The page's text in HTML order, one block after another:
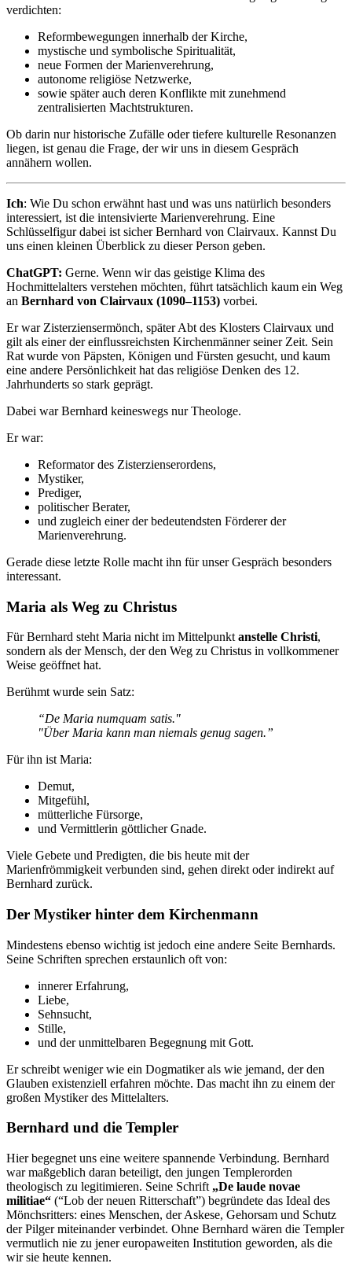
verdichten:
Reformbewegungen innerhalb der Kirche,
mystische und symbolische Spiritualität,
neue Formen der Marienverehrung,
autonome religiöse Netzwerke,
sowie später auch deren Konflikte mit zunehmend
zentralisierten Machtstrukturen.
Ob darin nur historische Zufälle oder tiefere kulturelle Resonanzen
liegen, ist genau die Frage, der wir uns in diesem Gespräch
annähern wollen.
Ich: Wie Du schon erwähnt hast und was uns natürlich besonders
interessiert, ist die intensivierte Marienverehrung. Eine
Schlüsselfigur dabei ist sicher Bernhard von Clairvaux. Kannst Du
uns einen kleinen Überblick zu dieser Person geben.
ChatGPT: Gerne. Wenn wir das geistige Klima des
Hochmittelalters verstehen möchten, führt tatsächlich kaum ein Weg
an Bernhard von Clairvaux (1090–1153) vorbei.
Er war Zisterziensermönch, später Abt des Klosters Clairvaux und
gilt als einer der einflussreichsten Kirchenmänner seiner Zeit. Sein
Rat wurde von Päpsten, Königen und Fürsten gesucht, und kaum
eine andere Persönlichkeit hat das religiöse Denken des 12.
Jahrhunderts so stark geprägt.
Dabei war Bernhard keineswegs nur Theologe.
Er war:
Reformator des Zisterzienserordens,
Mystiker,
Prediger,
politischer Berater,
und zugleich einer der bedeutendsten Förderer der
Marienverehrung.
Gerade diese letzte Rolle macht ihn für unser Gespräch besonders
interessant.
Maria als Weg zu Christus
Für Bernhard steht Maria nicht im Mittelpunkt anstelle Christi,
sondern als der Mensch, der den Weg zu Christus in vollkommener
Weise geöffnet hat.
Berühmt wurde sein Satz:
“De Maria numquam satis."
"Über Maria kann man niemals genug sagen.”
Für ihn ist Maria:
Demut,
Mitgefühl,
mütterliche Fürsorge,
und Vermittlerin göttlicher Gnade.
Viele Gebete und Predigten, die bis heute mit der
Marienfrömmigkeit verbunden sind, gehen direkt oder indirekt auf
Bernhard zurück.
Der Mystiker hinter dem Kirchenmann
Mindestens ebenso wichtig ist jedoch eine andere Seite Bernhards.
Seine Schriften sprechen erstaunlich oft von:
innerer Erfahrung,
Liebe,
Sehnsucht,
Stille,
und der unmittelbaren Begegnung mit Gott.
Er schreibt weniger wie ein Dogmatiker als wie jemand, der den
Glauben existenziell erfahren möchte. Das macht ihn zu einem der
großen Mystiker des Mittelalters.
Bernhard und die Templer
Hier begegnet uns eine weitere spannende Verbindung. Bernhard
war maßgeblich daran beteiligt, den jungen Templerorden
theologisch zu legitimieren. Seine Schrift „De laude novae
militiae“ (“Lob der neuen Ritterschaft”) begründete das Ideal des
Mönchsritters: eines Menschen, der Askese, Gehorsam und Schutz
der Pilger miteinander verbindet. Ohne Bernhard wären die Templer
vermutlich nie zu jener europaweiten Institution geworden, als die
wir sie heute kennen.